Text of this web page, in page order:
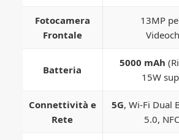
Fotocamera
Frontale
13MP
Batteria
5000 mAh
15W
Connettività e
Rete
5G, Wi-Fi Dual
5.0,